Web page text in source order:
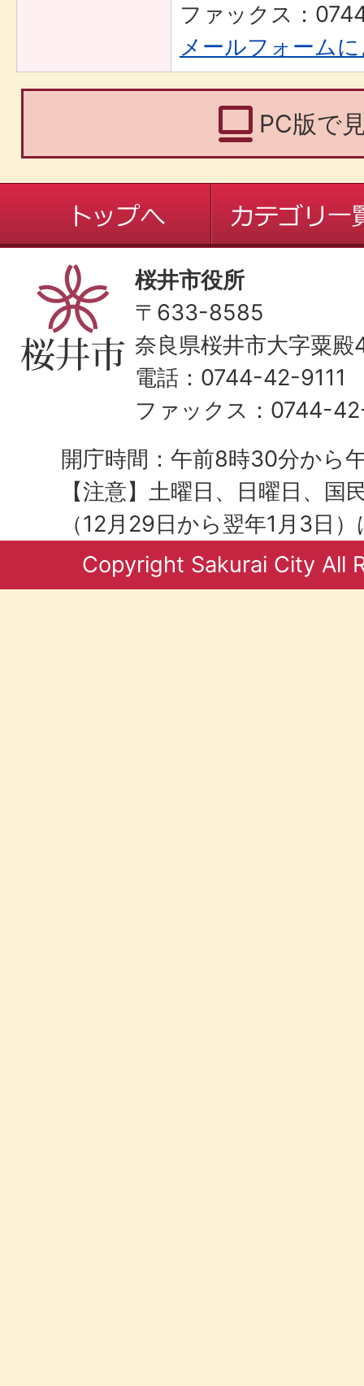
ファックス：
メールフォーム
PC版で
桜井市役所
〒633-8585
奈良県桜井市大字粟
電話：0744-42-9111
ファックス：0744-
開庁時間：午前8時30分から
【注意】土曜日、日曜日、国
（12月29日から翌年1月3日
Copyright Sakurai City All